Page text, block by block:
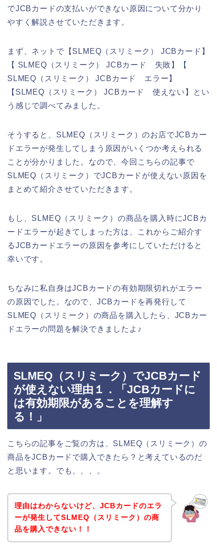
でJCBカードの支払いができない原因について分かり
やすく解説させていただきます。
まず、ネットで【SLMEQ（スリミーク） JCBカード】
【 SLMEQ（スリミーク） JCBカード 失敗】【
SLMEQ（スリミーク） JCBカード エラー】
【SLMEQ（スリミーク） JCBカード 使えない】とい
う感じで調べてみました。
そうすると、SLMEQ（スリミーク）のお店でJCBカー
ドエラーが発生してしまう原因がいくつか考えられる
ことが分かりました。なので、今回こちらの記事で
SLMEQ（スリミーク）でJCBカードが使えない原因を
まとめて紹介させていただきます。
もし、SLMEQ（スリミーク）の商品を購入時にJCBカ
ードエラーが起きてしまった方は、これからご紹介す
るJCBカードエラーの原因を参考にしていただけると
幸いです。
ちなみに私自身はJCBカードの有効期限切れがエラー
の原因でした。なので、JCBカードを再発行して
SLMEQ（スリミーク）の商品を購入したら、JCBカー
ドエラーの問題を解決できましたよ♪
SLMEQ（スリミーク）でJCBカード
が使えない理由１．「JCBカードに
は有効期限があることを理解す
る！」
こちらの記事をご覧の方は、SLMEQ（スリミーク）の
商品をJCBカードで購入できたら？と考えているのだ
と思います。でも、、、。
理由はわからないけど、JCBカードのエラ
ーが発生してSLMEQ（スリミーク）の商
品を購入できない！！